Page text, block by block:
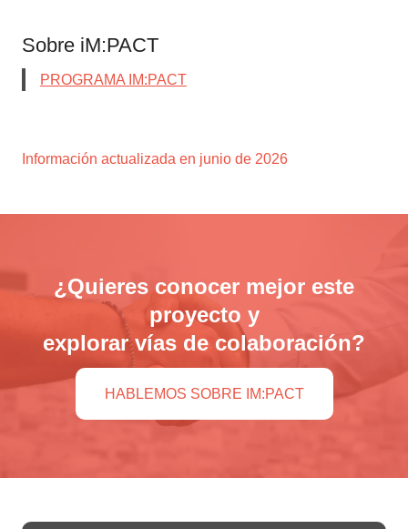
Sobre iM:PACT
PROGRAMA IM:PACT
Información actualizada en junio de 2026
¿Quieres conocer mejor este
proyecto y
explorar vías de colaboración?
HABLEMOS SOBRE IM:PACT